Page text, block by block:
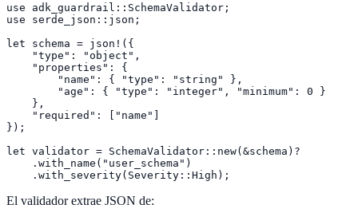
use adk_guardrail::SchemaValidator;
use serde_json::json;
let schema = json!({
    "type": "object",
    "properties": {
        "name": { "type": "string" },
        "age": { "type": "integer", "minimum": 0 }
    },
    "required": ["name"]
});
let validator = SchemaValidator::new(&schema)?
    .with_name("user_schema")
    .with_severity(Severity::High);
El validador extrae JSON de: